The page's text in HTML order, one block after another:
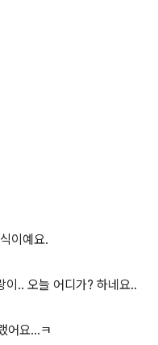
이예요.
이.. 오늘 어디가? 하네요..
어요...ㅋ